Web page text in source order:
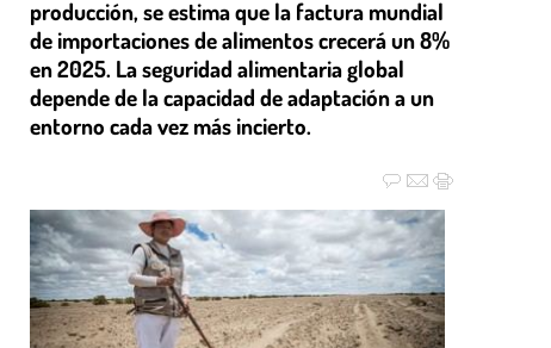
producción, se estima que la factura mundial
de importaciones de alimentos crecerá un 8%
en 2025. La seguridad alimentaria global
depende de la capacidad de adaptación a un
entorno cada vez más incierto.